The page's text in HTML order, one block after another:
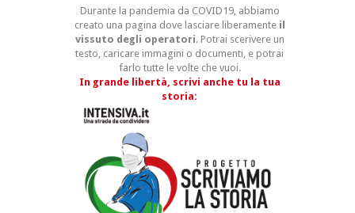
Durante la pandemia da COVID19, abbiamo
creato una pagina dove lasciare liberamenteil
vissuto degli operatori. Potrai scerivere un
testo, caricare immagini o documenti, e potrai
farlo tutte le volte che vuoi.
In grande libertà, scrivi anche tu la tua
storia: